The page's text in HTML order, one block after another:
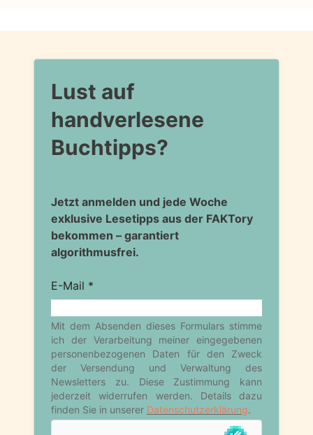
Lust auf
handverlesene
Buchtipps?